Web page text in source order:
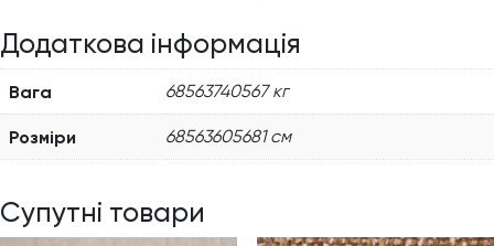
Додаткова інформація
Вага 68563740567 кг
Розміри 68563605681 см
Супутні товари